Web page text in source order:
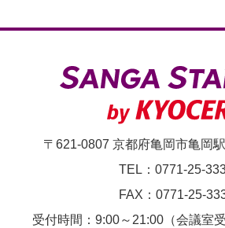
ト
〒621-0807 京都府亀岡市亀岡
TEL：0771-25-
FAX：0771-25-
受付時間：9:00～21:00（会議室